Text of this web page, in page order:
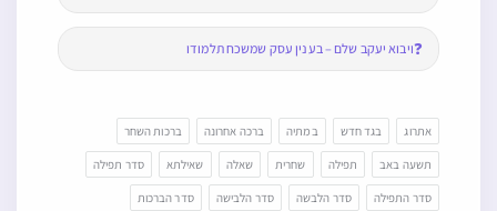
❓ויבוא יעקב שלם – בענין עסק שמשכח תלמודו
אתרוג בגד חדש במתיה ברכה אחרונה ברכות השחר
סדר הברכות סדר הלבישה סדר הלבשה סדר התפילה
סדר תפילה שאילתא שאלה שחרית תפילה תשעה באב